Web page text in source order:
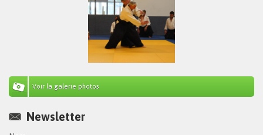
Voir la galerie photos
Newsletter